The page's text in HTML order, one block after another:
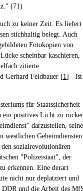
(71)
zu keiner Zeit. Es liefert
stichhaltig belegt. Auch
Fotokopien von
scheinbar kaschieren,
zitierte
Gerhard Feldbauer [1] - ist
für Staatssicherheit
positives Licht zu
darzustellen, seine
westlichen Geheimdiensten
sozialrevolutionären
"Polizeistaat", der
erkennen. Eine derart
nicht nur deplatziert und
DDR und die Arbeit des